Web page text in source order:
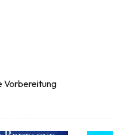
Vorbereitung